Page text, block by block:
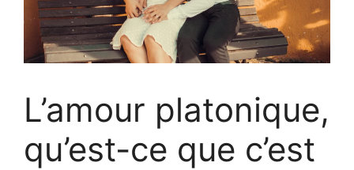
L’amour platonique,
qu’est-ce que c’est